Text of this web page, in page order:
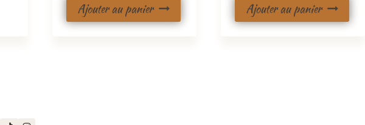
Ajouter au panier Ajouter au panier